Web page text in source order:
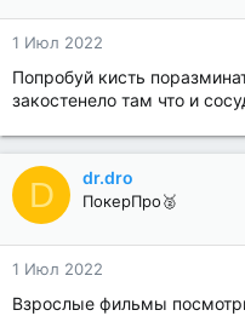
1 Июл 2022
Попробуй кисть
закостенело там что и
D dr.dro
ПокерПро🥈
1 Июл 2022
Взрослые фильмы